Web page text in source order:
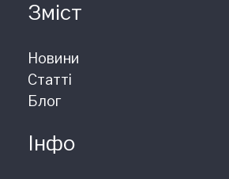
Зміст
Новини
Статті
Блог
Інфо